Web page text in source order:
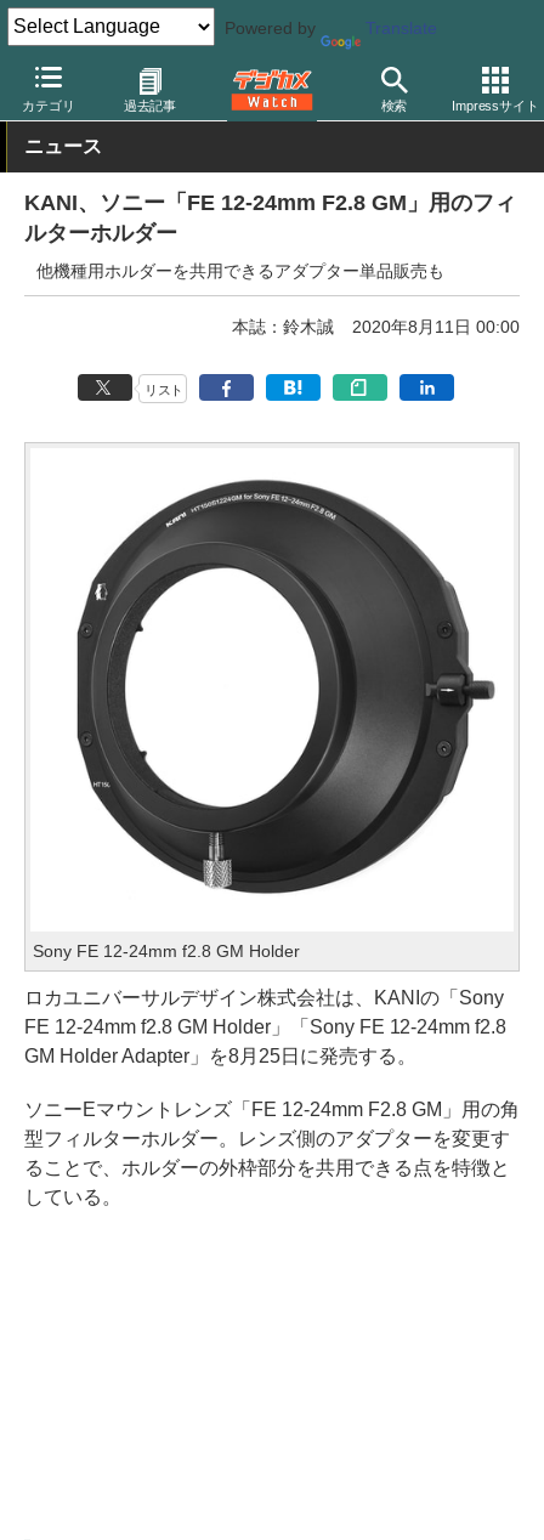
Powered by Translate
カテゴリ 過去記事 検索 Impressサイト
デジカメ Watch レンズ レンズフィルター カニ
ニュース
KANI、ソニー「FE 12-24mm F2.8 GM」用のフィ
ルターホルダー
他機種用ホルダーを共用できるアダプター単品販売も
本誌：鈴木誠 2020年8月11日 00:00
リスト
Sony FE 12-24mm f2.8 GM Holder
ロカユニバーサルデザイン株式会社は、KANIの「Sony
FE 12-24mm f2.8 GM Holder」「Sony FE 12-24mm f2.8
GM Holder Adapter」を8月25日に発売する。
ソニーEマウントレンズ「FE 12-24mm F2.8 GM」用の角
型フィルターホルダー。レンズ側のアダプターを変更す
ることで、ホルダーの外枠部分を共用できる点を特徴と
している。